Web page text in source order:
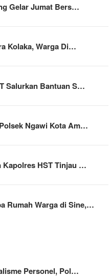
Gelar Jumat Bers…
Kolaka, Warga Di…
Salurkan Bantuan S…
Ngawi Kota Am…
Kapolres HST Tinjau …
Rumah Warga di Sine,…
Personel, Pol…